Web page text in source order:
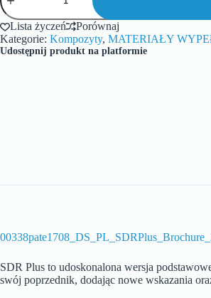
Lista życzeń
Porównaj
Kategorie: Kompozyty, MATERIAŁY
Udostępnij produkt na platformie
SDR Plus to udoskonalona wersja
swój poprzednik, dodając nowe wskazania